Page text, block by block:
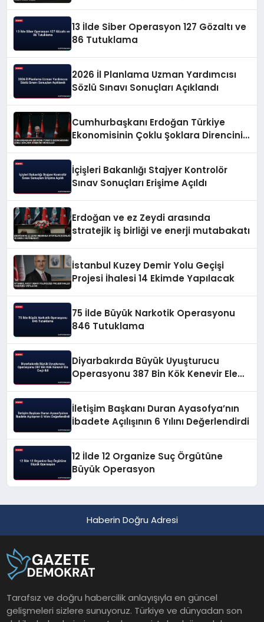
13 İlde Siber Operasyon 127 Gözaltı ve
86 Tutuklama
2026 İl Planlama Uzman Yardımcısı
Sözlü Sınavı Sonuçları Açıklandı
Cumhurbaşkanı Erdoğan Türkiye
Ekonomisinin Çoklu Şoklara Direncini
İçişleri Bakanlığı Stajyer Kontrolör
Sınav Sonuçları Erişime Açıldı
Erdoğan ve ez Zeydi arasında
stratejik iş birliği ve enerji mutabakatı
İstanbul Kuzey Demir Yolu Geçişi
Projesi İhalesi 14 Ekimde Yapılacak
75 İlde Büyük Narkotik Operasyonu
846 Tutuklama
Diyarbakırda Büyük Uyuşturucu
Operasyonu 387 Bin Kök Kenevir Ele
İletişim Başkanı Duran Ayasofya’nın
İbadete Açılışının 6 Yılını Değerlendirdi
12 İlde 12 Organize Suç Örgütüne
Büyük Operasyon
Haberin Doğru Adresi
Tarafsız ve doğru habercilik anlayışıyla en güncel
gelişmeleri sizlere sunuyoruz. Türkiye ve dünyadan son